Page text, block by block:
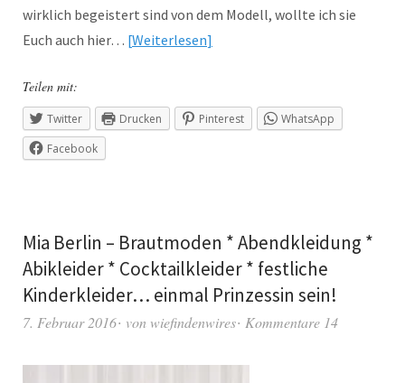
wirklich begeistert sind von dem Modell, wollte ich sie
Euch auch hier… Weiterlesen
Teilen mit:
Twitter Drucken Pinterest
WhatsApp
Facebook
Mia Berlin – Brautmoden * Abendkleidung *
Abikleider * Cocktailkleider * festliche
Kinderkleider… einmal Prinzessin sein!
7. Februar 2016 von wiefindenwires Kommentare 14